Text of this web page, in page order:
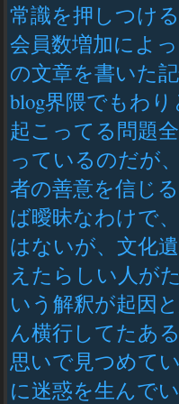
常識を押しつけ
会員数増加によ
の文章を書いた
blog界隈でもわ
起こってる問題
っているのだが
者の善意を信じ
ば曖昧なわけで
はないが、文化
えたらしい人が
いう解釈が起因
ん横行してたあ
思いで見つめて
に迷惑を生んで